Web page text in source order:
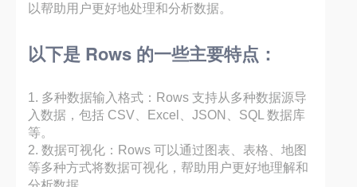
以帮助用户更好地处理和分析数据。
以下是 Rows 的一些主要特点：
1. 多种数据输入格式：Rows 支持从多种数据源导
入数据，包括 CSV、Excel、JSON、SQL 数据库
等。
2. 数据可视化：Rows 可以通过图表、表格、地图
等多种方式将数据可视化，帮助用户更好地理解和